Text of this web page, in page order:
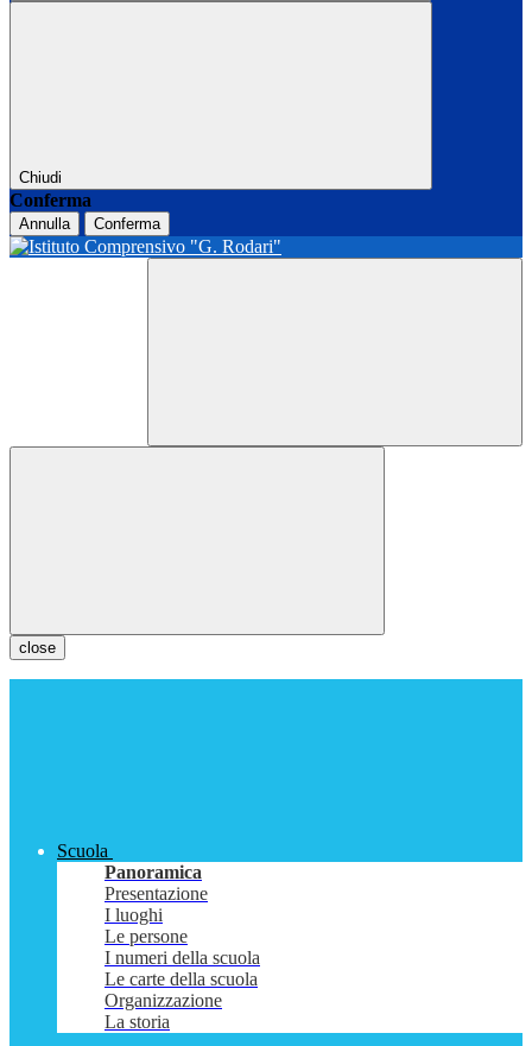
Chiudi
Conferma
Annulla Conferma
close
Scuola
Panoramica
Presentazione
I luoghi
Le persone
I numeri della scuola
Le carte della scuola
Organizzazione
La storia